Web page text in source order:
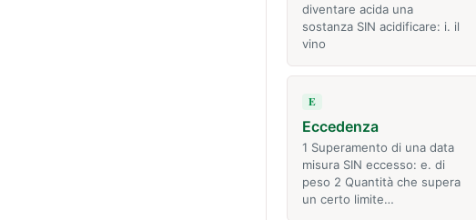
diventare acida una
sostanza SIN acidificare: i. il
vino
E
Eccedenza
1 Superamento di una data
misura SIN eccesso: e. di
peso 2 Quantità che supera
un certo limite…